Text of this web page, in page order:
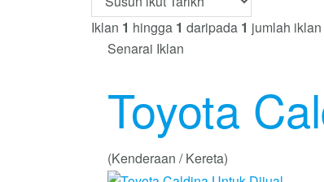
Iklan 1 hingga 1 daripada 1 jumlah iklan
Senarai Iklan
Toyota
(Kenderaan / Kereta)